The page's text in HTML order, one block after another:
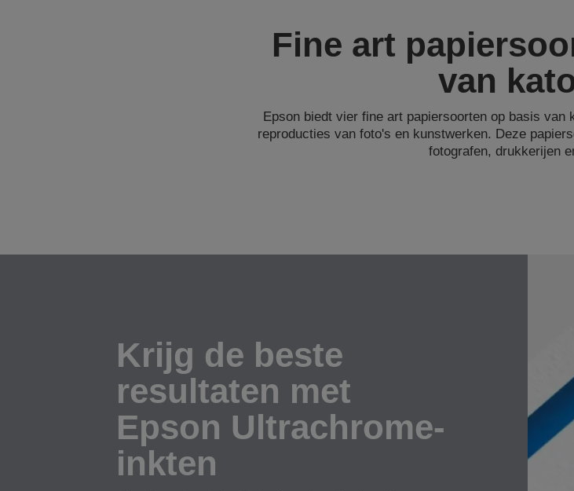
Fine art
van
Epson biedt vier fine art papiersoorten op basis van
reproducties van foto's en kunstwerken. Deze
fotografen, drukkerijen
Krijg de beste
resultaten met
Epson Ultrachrome-
inkten